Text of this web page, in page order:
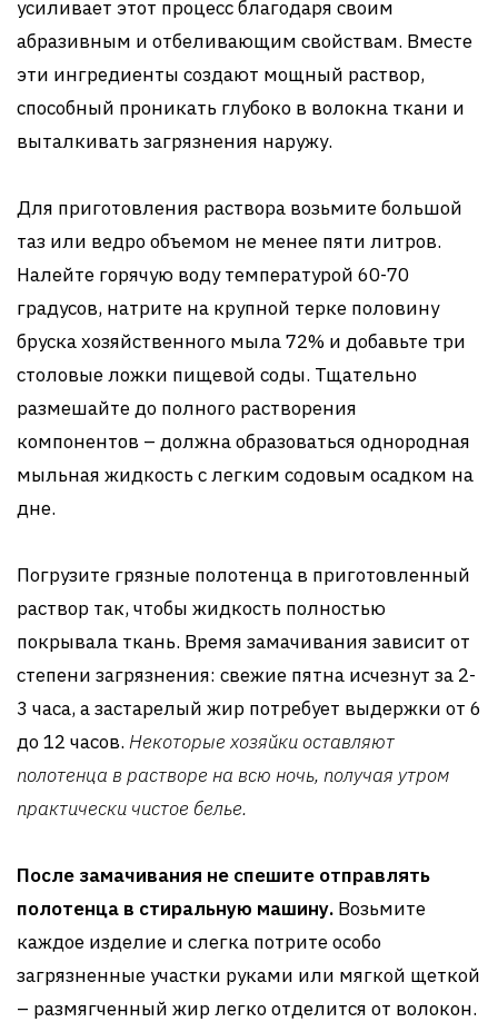
усиливает этот процесс благодаря своим
абразивным и отбеливающим свойствам. Вместе
эти ингредиенты создают мощный раствор,
способный проникать глубоко в волокна ткани и
выталкивать загрязнения наружу.
Для приготовления раствора возьмите большой
таз или ведро объемом не менее пяти литров.
Налейте горячую воду температурой 60-70
градусов, натрите на крупной терке половину
бруска хозяйственного мыла 72% и добавьте три
столовые ложки пищевой соды. Тщательно
размешайте до полного растворения
компонентов – должна образоваться однородная
мыльная жидкость с легким содовым осадком на
дне.
Погрузите грязные полотенца в приготовленный
раствор так, чтобы жидкость полностью
покрывала ткань. Время замачивания зависит от
степени загрязнения: свежие пятна исчезнут за 2-
3 часа, а застарелый жир потребует выдержки от 6
до 12 часов. Некоторые хозяйки оставляют
полотенца в растворе на всю ночь, получая утром
практически чистое белье.
После замачивания не спешите отправлять
полотенца в стиральную машину. Возьмите
каждое изделие и слегка потрите особо
загрязненные участки руками или мягкой щеткой
– размягченный жир легко отделится от волокон.